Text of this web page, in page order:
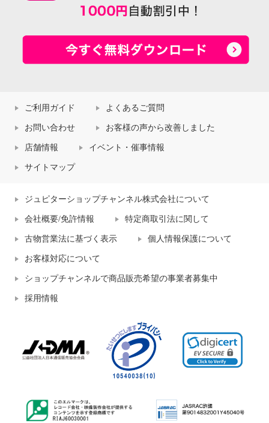
ご利用ガイド よくあるご質問
お問い合わせ お客様の声から改善しました
店舗情報 イベント・催事情報
サイトマップ
ジュピターショップチャンネル株式会社について
会社概要/免許情報 特定商取引法に関して
古物営業法に基づく表示 個人情報保護について
お客様対応について
ショップチャンネルで商品販売希望の事業者募集中
採用情報